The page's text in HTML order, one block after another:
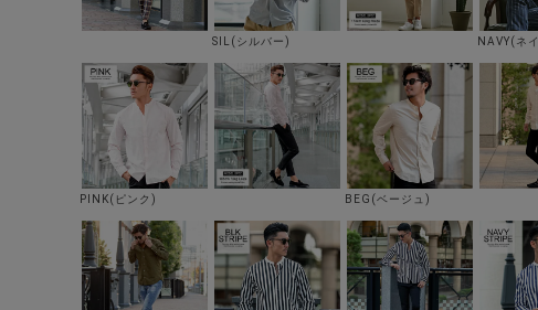
SIL(シルバー) NAVY(ネ
PINK(ピンク) BEG(ベージュ)